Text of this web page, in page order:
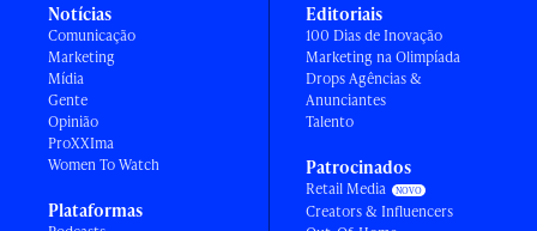
Notícias
Comunicação
Marketing
Mídia
Gente
Opinião
ProXXIma
Women To Watch
Plataformas
Editoriais
100 Dias de Inovação
Marketing na Olimpíada
Drops Agências &
Anunciantes
Talento
Patrocinados
Retail Media
Creators & Influencers